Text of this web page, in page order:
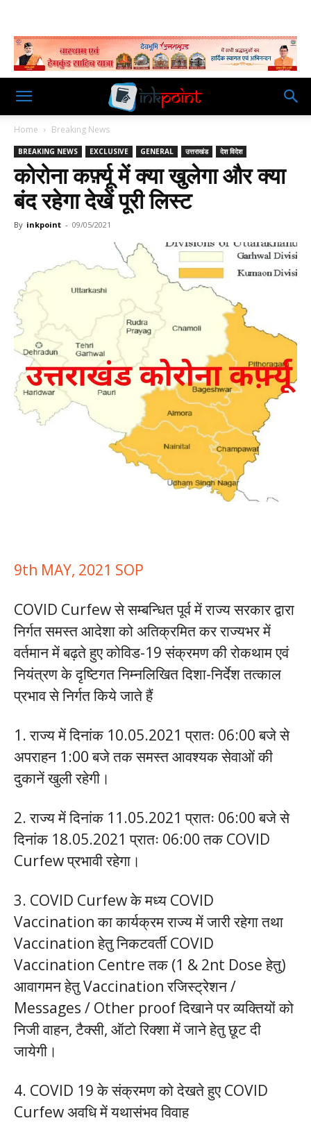
Home Breaking News
BREAKING NEWS EXCLUSIVE GENERAL उत्तराखंड देश विदेश
कोरोना कर्फ़्यू में क्या खुलेगा और क्या
बंद रहेगा देखें पूरी लिस्ट
By inkpoint - 09/05/2021
9th MAY, 2021 SOP
COVID Curfew से सम्बन्धित पूर्व में राज्य सरकार द्वारा
निर्गत समस्त आदेशा को अतिक्रमित कर राज्यभर में
वर्तमान में बढ़ते हुए कोविड-19 संक्रमण की रोकथाम एवं
नियंत्रण के दृष्टिगत निम्नलिखित दिशा-निर्देश तत्काल
प्रभाव से निर्गत किये जाते हैं
1. राज्य में दिनांक 10.05.2021 प्रातः 06:00 बजे से
अपराहन 1:00 बजे तक समस्त आवश्यक सेवाओं की
दुकानें खुली रहेगी।
2. राज्य में दिनांक 11.05.2021 प्रातः 06:00 बजे से
दिनांक 18.05.2021 प्रातः 06:00 तक COVID
Curfew प्रभावी रहेगा।
3. COVID Curfew के मध्य COVID
Vaccination का कार्यक्रम राज्य में जारी रहेगा तथा
Vaccination हेतु निकटवर्ती COVID
Vaccination Centre तक (1 & 2nt Dose हेतु)
आवागमन हेतु Vaccination रजिस्ट्रेशन /
Messages / Other proof दिखाने पर व्यक्तियों को
निजी वाहन, टैक्सी, ऑटो रिक्शा में जाने हेतु छूट दी
जायेगी।
4. COVID 19 के संक्रमण को देखते हुए COVID
Curfew अवधि में यथासंभव विवाह